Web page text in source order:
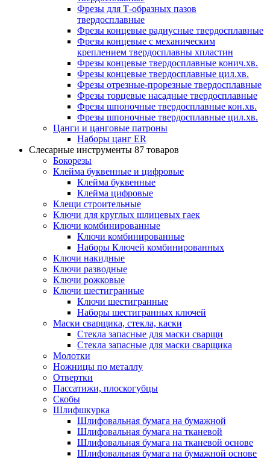
Фрезы для Т-образных пазов
твердосплавные
Фрезы концевые радиусные твердосплавные
Фрезы концевые с механическим
креплением твердосплавны хпластин
Фрезы концевые твердосплавные конич.хв.
Фрезы концевые твердосплавные цил.хв.
Фрезы отрезные-прорезные твердосплавные
Фрезы торцевые насадные твердосплавные
Фрезы шпоночные твердосплавные кон.хв.
Фрезы шпоночные твердосплавные цил.хв.
Цанги и цанговые патроны
Наборы цанг ER
Слесарные инструменты 87 товаров
Бокорезы
Клейма буквенные и цифровые
Клейма буквенные
Клейма цифровые
Клещи строительные
Ключи для круглых шлицевых гаек
Ключи комбинированные
Ключи комбинированные
Наборы Ключей комбинированных
Ключи накидные
Ключи разводные
Ключи рожковые
Ключи шестигранные
Ключи шестигранные
Наборы шестигранных ключей
Маски сварщика, стекла, каски
Стекла запасные для маски сварщи
Стекла запасные для маски сварщика
Молотки
Ножницы по металлу
Отвертки
Пассатижи, плоскогубцы
Скобы
Шлифшкурка
Шлифовальная бумага на бумажной
Шлифовальная бумага на тканевой
Шлифовальная бумага на тканевой основе
Шлифовальная бумага на бумажной основе